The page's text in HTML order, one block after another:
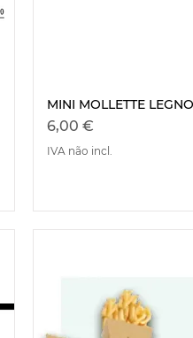
MINI MOLLETTE
Preço
6,00 €
IVA não incl.